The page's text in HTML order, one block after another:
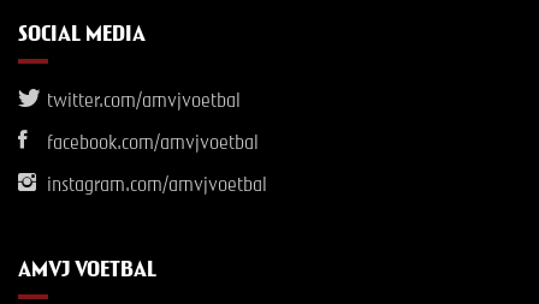
SOCIAL MEDIA
twitter.com/amvjvoetbal
facebook.com/amvjvoetbal
instagram.com/amvjvoetbal
AMVJ VOETBAL